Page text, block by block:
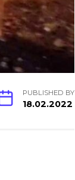
PUBLISHED BY
18.02.2022